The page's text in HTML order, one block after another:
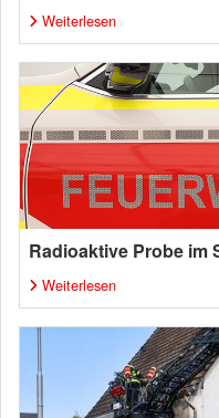
Weiterlesen
Radioaktive Probe im
Weiterlesen